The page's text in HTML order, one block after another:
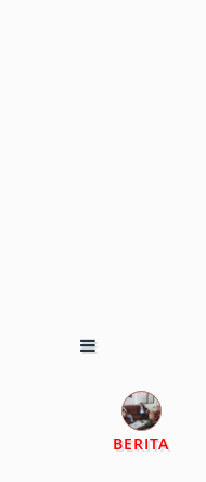
BERITA